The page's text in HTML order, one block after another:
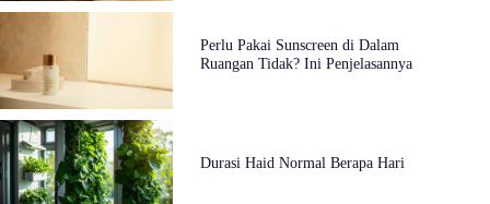
Perlu Pakai Sunscreen di Dalam
Ruangan Tidak? Ini Penjelasannya
Durasi Haid Normal Berapa Hari